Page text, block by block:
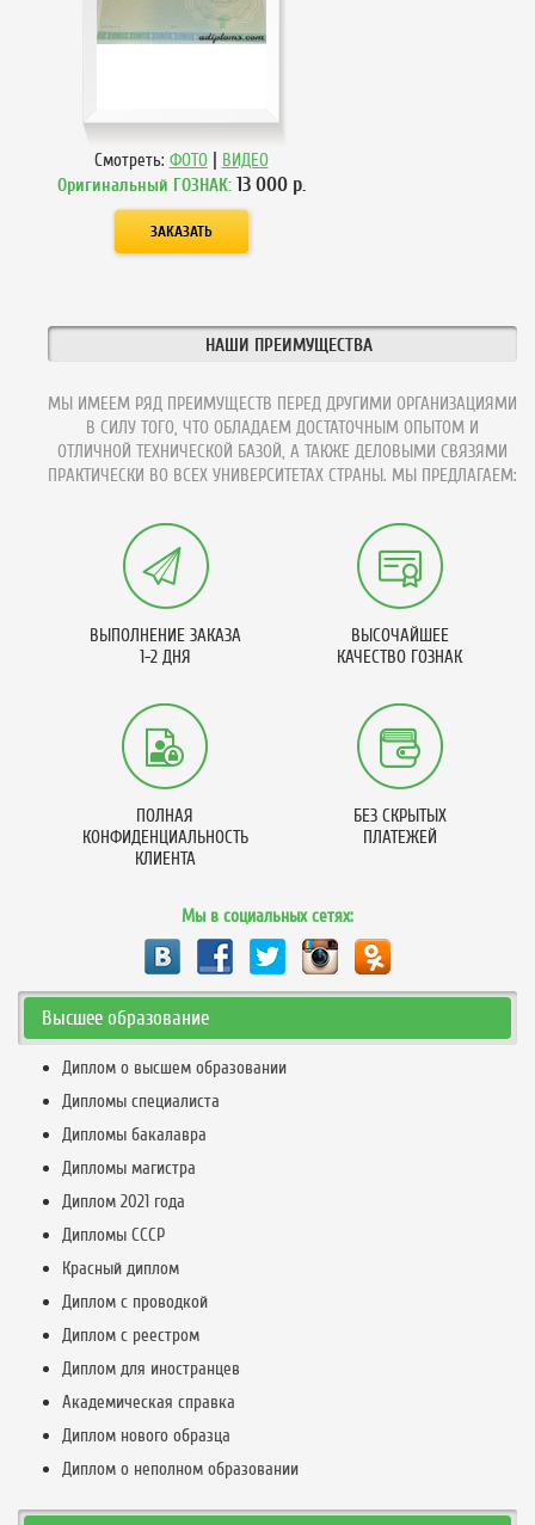
Смотреть: ФОТО | ВИДЕО
Оригинальный ГОЗНАК: 13 000р.
НАШИ ПРЕИМУЩЕСТВА
МЫ ИМЕЕМ РЯД ПРЕИМУЩЕСТВ ПЕРЕД ДРУГИМИ ОРГАНИЗАЦИЯМИ
В СИЛУ ТОГО, ЧТО ОБЛАДАЕМ ДОСТАТОЧНЫМ ОПЫТОМ И
ОТЛИЧНОЙ ТЕХНИЧЕСКОЙ БАЗОЙ, А ТАКЖЕ ДЕЛОВЫМИ СВЯЗЯМИ
ПРАКТИЧЕСКИ ВО ВСЕХ УНИВЕРСИТЕТАХ СТРАНЫ. МЫ ПРЕДЛАГАЕМ:
ВЫПОЛНЕНИЕ ЗАКАЗА
1-2 ДНЯ
ВЫСОЧАЙШЕЕ
КАЧЕСТВО ГОЗНАК
ПОЛНАЯ
КОНФИДЕНЦИАЛЬНОСТЬ
КЛИЕНТА
БЕЗ СКРЫТЫХ
ПЛАТЕЖЕЙ
Мы в социальных сетях:
Высшее образование
Диплом о высшем образовании
Дипломы специалиста
Дипломы бакалавра
Дипломы магистра
Диплом 2021 года
Дипломы СССР
Красный диплом
Диплом с проводкой
Диплом с реестром
Диплом для иностранцев
Академическая справка
Диплом нового образца
Диплом о неполном образовании